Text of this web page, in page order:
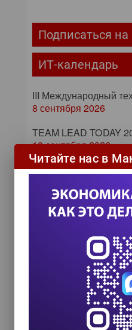
Подписаться на
ИТ-календарь
III Международный
8 сентября 2026
TEAM LEAD TODAY
10 сентября 2026
Форум ProcessTech
Управление
24 сентября 2026
HR TECH + ИИ
8 октября 2026
Zero Trust и Data
как управление
превращает
Читайте нас в